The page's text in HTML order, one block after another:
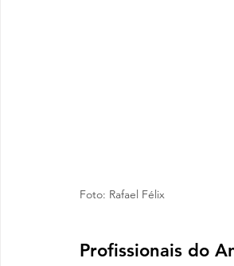
Foto: Rafael Félix
Profissionais do